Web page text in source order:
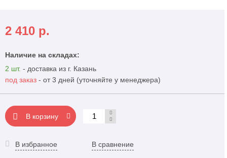
2 410 р.
Наличие на складах:
2 шт. - доставка из г. Казань
под заказ - от 3 дней (уточняйте у менеджера)
В корзину
В избранное В сравнение